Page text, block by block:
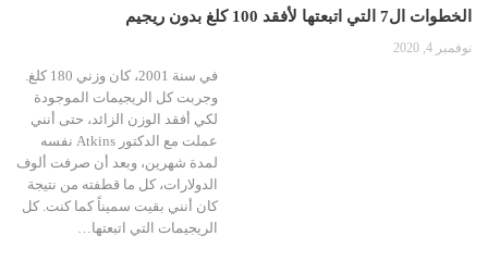
الخطوات ال7 التي اتبعتها لأفقد 100 كلغ بدون ريجيم
نوفمبر 4, 2020
في سنة 2001، كان وزني 180 كلغ.
وجربت كل الريجيمات الموجودة
لكي أفقد الوزن الزائد، حتى أنني
عملت مع الدكتور Atkins نفسه
لمدة شهرين، وبعد أن صرفت ألوف
الدولارات، كل ما قطفته من نتيجة
كان أنني بقيت سميناً كما كنت. كل
الريجيمات التي اتبعتها…